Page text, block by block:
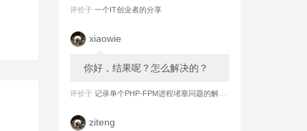
评价于 一个IT创业者的分享
xiaowie
你好，结果呢？怎么解决的？
评价于 记录单个PHP-FPM进程堵塞问题的解决过程
ziteng